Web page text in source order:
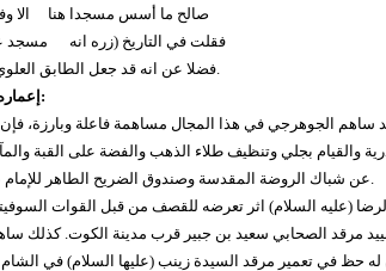
صالح ما أسس مسجدا هنا الا
فقلت في التاريخ (زره انه مسجد
فضلا عن انه قد جعل الطابق.
:
ساهم الجوهرجي في هذا المجال مساهمة فاعلة وبارزة،
بجلي وتنظيف طلاء الذهب والفضة على القبة
عن شباك الروضة المقدسة وصندوق الضريح الطاهر للإمام.
(عليه السلام) اثر تعرضه للقصف من قبل القوات
1946م. وساهم في تشييد مرقد الصحابي سعيد بن جبير قرب مدينة الكوت.